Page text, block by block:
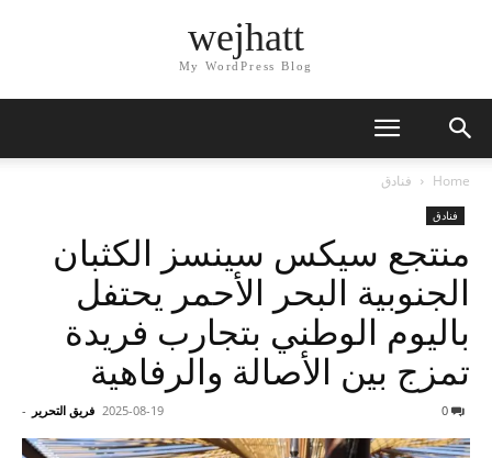
wejhatt
My WordPress Blog
Home فنادق
فنادق
منتجع سيكس سينسز الكثبان
الجنوبية البحر الأحمر يحتفل
باليوم الوطني بتجارب فريدة
تمزج بين الأصالة والرفاهية
فريق التحرير - 2025-08-19